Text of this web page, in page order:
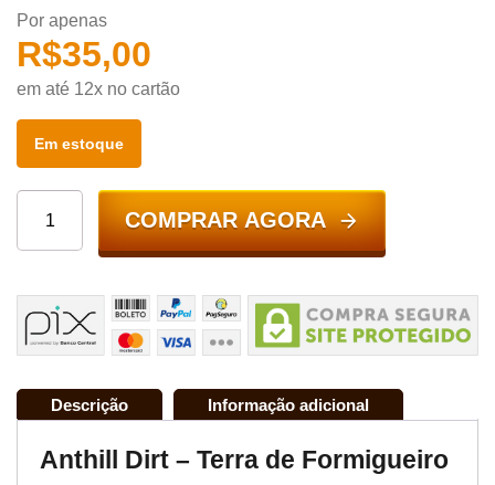
Por apenas
R$35,00
em até 12x no cartão
Em estoque
COMPRAR AGORA
Descrição Informação adicional
Anthill Dirt – Terra de Formigueiro